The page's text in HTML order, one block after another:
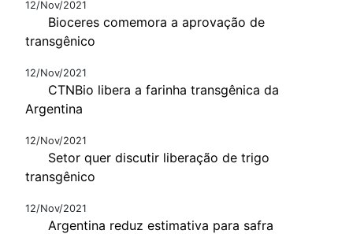
12/Nov/2021
Bioceres comemora a aprovação de
transgênico
12/Nov/2021
CTNBio libera a farinha transgênica da
Argentina
12/Nov/2021
Setor quer discutir liberação de trigo
transgênico
12/Nov/2021
Argentina reduz estimativa para safra